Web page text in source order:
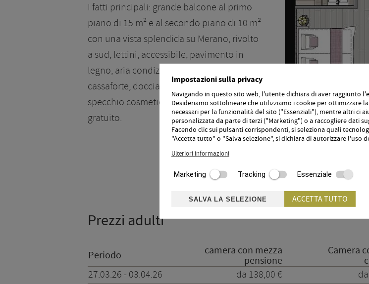
I fatti principali: grande balcone al primo
piano di 15 m² e al secondo piano di 10 m²
con una vista splendida su Merano, rivolto
a sud, lettini, accessibile, pavimento in
legno, aria condizionata, TV HD, telefono,
cassaforte, doccia/WC, asciugacapelli,
specchio cosmetico, minibar, Wi-Fi
gratuito.
Prezzi adulti
Periodo
camera con mezza
pensione
Camera
27.03.26 - 03.04.26 da 138,00 €
Impostazioni sulla privacy
Navigando in questo sito web, l'utente dichiara di aver raggiunto
Desideriamo sottolineare che utilizziamo i cookie per ottimizzare
necessari per la funzionalità del sito ("Essenziali"), mentre altri ci
personalizzata da parte di terzi ("Marketing") o a raccogliere dati
Facendo clic sui pulsanti corrispondenti, si seleziona quali
"Accetta tutto" o "Salva selezione", si dichiara di autorizzare l'uso
Ulteriori informazioni
Marketing Tracking Essenziale
SALVA LA SELEZIONE ACCETTA TUTTO